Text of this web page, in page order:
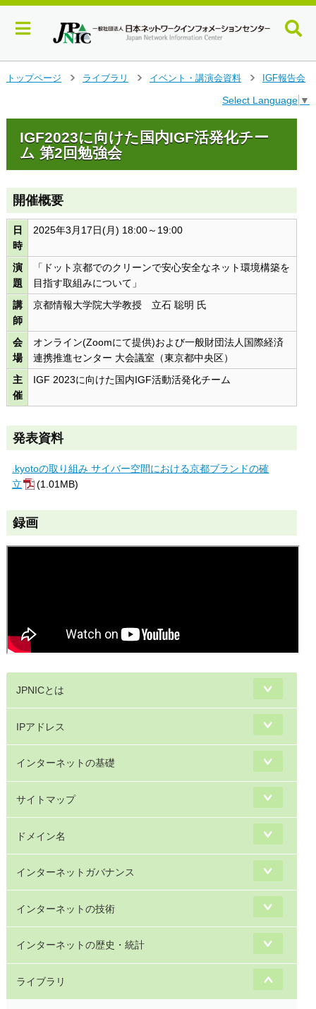
コ
へ
ャ
す
トップページ
ライブラリ
イベント・講演会資料
IGF報告会
Select Language ▼
IGF2023に向けた国内IGF活発化チー
ム 第2回勉強会
開催概要
日
時
2025年3月17日(月) 18:00～19:00
演
題
「ドット京都でのクリーンで安心安全なネット環境構築を
目指す取組みについて」
講
師
京都情報大学院大学教授 立石 聡明 氏
会
場
オンライン(Zoomにて提供)および一般財団法人国際経済
連携推進センター 大会議室（東京都中央区）
主
催
IGF 2023に向けた国内IGF活動活発化チーム
発表資料
.kyotoの取り組み サイバー空間における京都ブランドの確
立
(1.01MB)
録画
JPNICとは
IPアドレス
インターネットの基礎
サイトマップ
ドメイン名
インターネットガバナンス
インターネットの技術
インターネットの歴史・統計
ライブラリ